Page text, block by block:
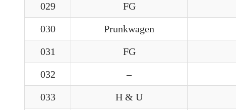
029 FG
030 Prunkwagen
031 FG
032 –
033 H & U